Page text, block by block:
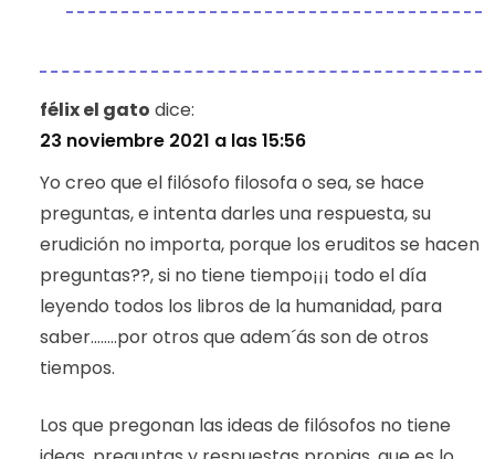
félix el gato dice:
23 noviembre 2021 a las 15:56
Yo creo que el filósofo filosofa o sea, se hace
preguntas, e intenta darles una respuesta, su
erudición no importa, porque los eruditos se hacen
preguntas??, si no tiene tiempo¡¡¡ todo el día
leyendo todos los libros de la humanidad, para
saber……..por otros que adem´ás son de otros
tiempos.
Los que pregonan las ideas de filósofos no tiene